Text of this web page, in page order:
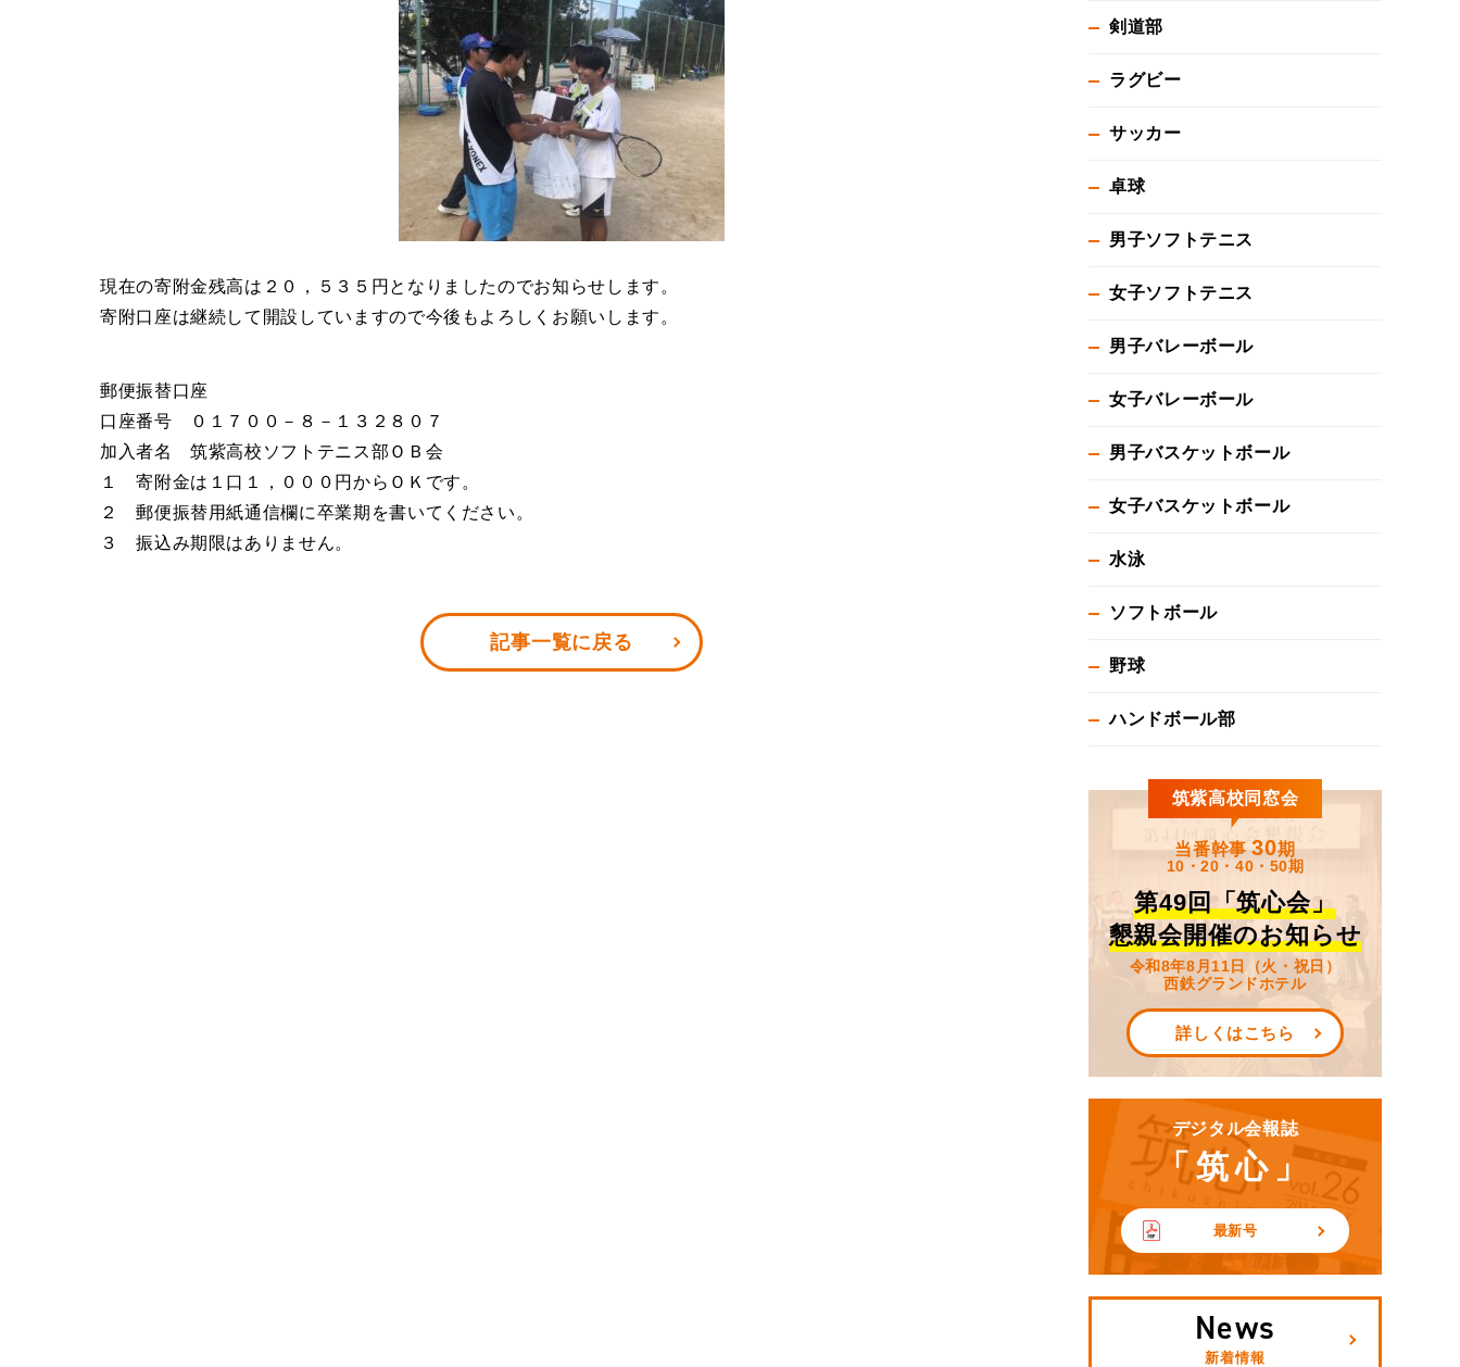
現在の寄附金残高は２０，５３５円となりましたのでお知らせします。
寄附口座は継続して開設していますので今後もよろしくお願いします。
郵便振替口座
口座番号 ０１７００－８－１３２８０７
加入者名 筑紫高校ソフトテニス部ＯＢ会
１ 寄附金は１口１，０００円からＯＫです。
２ 郵便振替用紙通信欄に卒業期を書いてください。
３ 振込み期限はありません。
記事一覧に戻る
剣道部
ラグビー
サッカー
卓球
男子ソフトテニス
女子ソフトテニス
男子バレーボール
女子バレーボール
男子バスケットボール
女子バスケットボール
水泳
ソフトボール
野球
ハンドボール部
筑紫高校同窓会
当番幹事30期
10・20・40・50期
第49回「筑心会」
懇親会開催のお知らせ
令和8年8月11日（火・祝日）
西鉄グランドホテル
詳しくはこちら
デジタル会報誌
「筑心」
最新号
News
新着情報